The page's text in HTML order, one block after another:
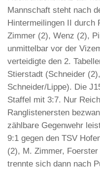
Mannschaft steht nach
Hintermeilingen II durch
Zimmer (2), Wenz (2),
unmittelbar vor der
verteidigte den 2.
Stierstadt (Schneider
Schneider/Lippe). Die
Staffel mit 3:7. Nur
Ranglistenersten
zählbare Gegenwehr
9:1 gegen den TSV
(2), M. Zimmer,
trennte sich dann nach